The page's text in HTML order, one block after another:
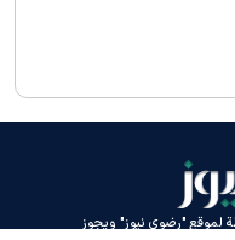
لموقع "رضوي نيوز" ويجوز